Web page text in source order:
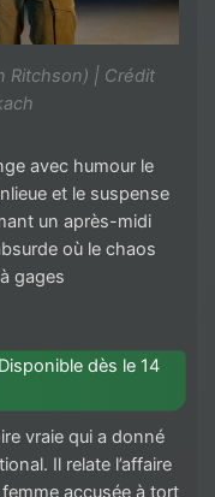
Ritchson) | Crédit
avec humour le
et le suspense
un après-midi
où le chaos
gages
dès le 14
vraie qui a donné
Il relate l’affaire
accusée à tort